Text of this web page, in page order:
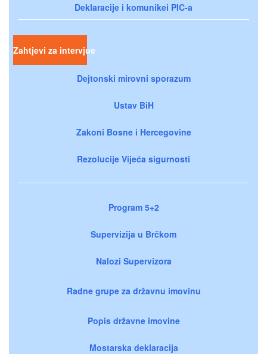
Deklaracije i komunikei PIC-a
Zahtjevi za intervjue
Dejtonski mirovni sporazum
Ustav BiH
Zakoni Bosne i Hercegovine
Rezolucije Vijeća sigurnosti
Program 5+2
Supervizija u Brčkom
Nalozi Supervizora
Radne grupe za državnu imovinu
Popis državne imovine
Mostarska deklaracija